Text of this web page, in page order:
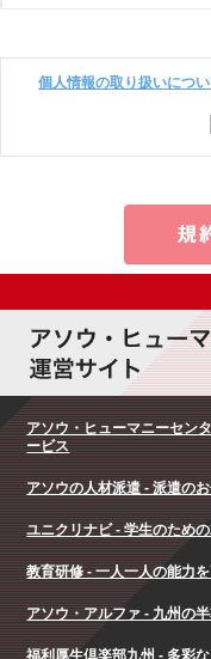
個人情報の取り扱いにつ
アソウ・ヒューマニーセン
ービス
アソウの人材派遣 - 派遣の
ユニクリナビ - 学生のため
教育研修 - 一人一人の能力
アソウ・アルファ - 九州の
福利厚生倶楽部九州 - 多彩